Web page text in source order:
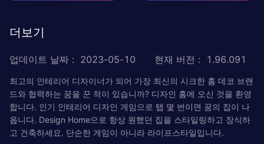
더보기
업데이트 날짜 : 2023-05-10 현재 버전 : 1.96.091
최고의 인테리어 디자이너가 되어 가장 최신의 시크한 홈 데코 브랜
드와 협력하는 꿈을 꾼 적이 있습니까? 디자인 홈에 오신 것을 환영
합니다. 인기 인테리어 디자인 게임으로 탭 몇 번이면 꿈의 집이 나
옵니다. Design Home으로 항상 원했던 집을 스타일링하고 장식하
고 건축하세요. 단순한 게임이 아니라 라이프스타일입니다.